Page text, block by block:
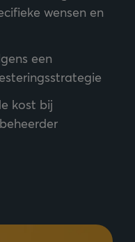
wensen en
een
kost bij